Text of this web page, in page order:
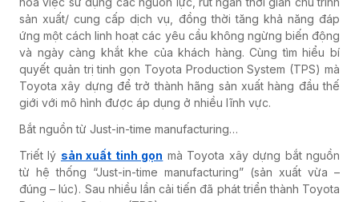
sản xuất/ cung cấp dịch vụ, đồng thời tăng khả năng đáp
ứng một cách linh hoạt các yêu cầu không ngừng biến động
và ngày càng khắt khe của khách hàng. Cùng tìm hiểu bí
quyết quản trị tinh gọn Toyota Production System (TPS) mà
Toyota xây dựng để trở thành hãng sản xuất hàng đầu thế
giới với mô hình được áp dụng ở nhiều lĩnh vực.
Bắt nguồn từ Just-in-time manufacturing…
Triết lý sản xuất tinh gọn mà Toyota xây dựng bắt nguồn
từ hệ thống “Just-in-time manufacturing” (sản xuất vừa –
đúng – lúc). Sau nhiều lần cải tiến đã phát triển thành Toyota